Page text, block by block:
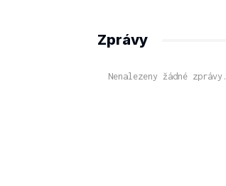
Zprávy
Nenalezeny žádné zprávy.